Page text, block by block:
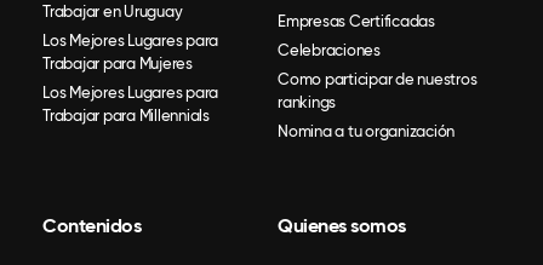
Trabajar en Uruguay
Los Mejores Lugares para
Trabajar para Mujeres
Los Mejores Lugares para
Trabajar para Millennials
Empresas Certificadas
Celebraciones
Como participar de nuestros
rankings
Nomina a tu organización
Contenidos Quienes somos